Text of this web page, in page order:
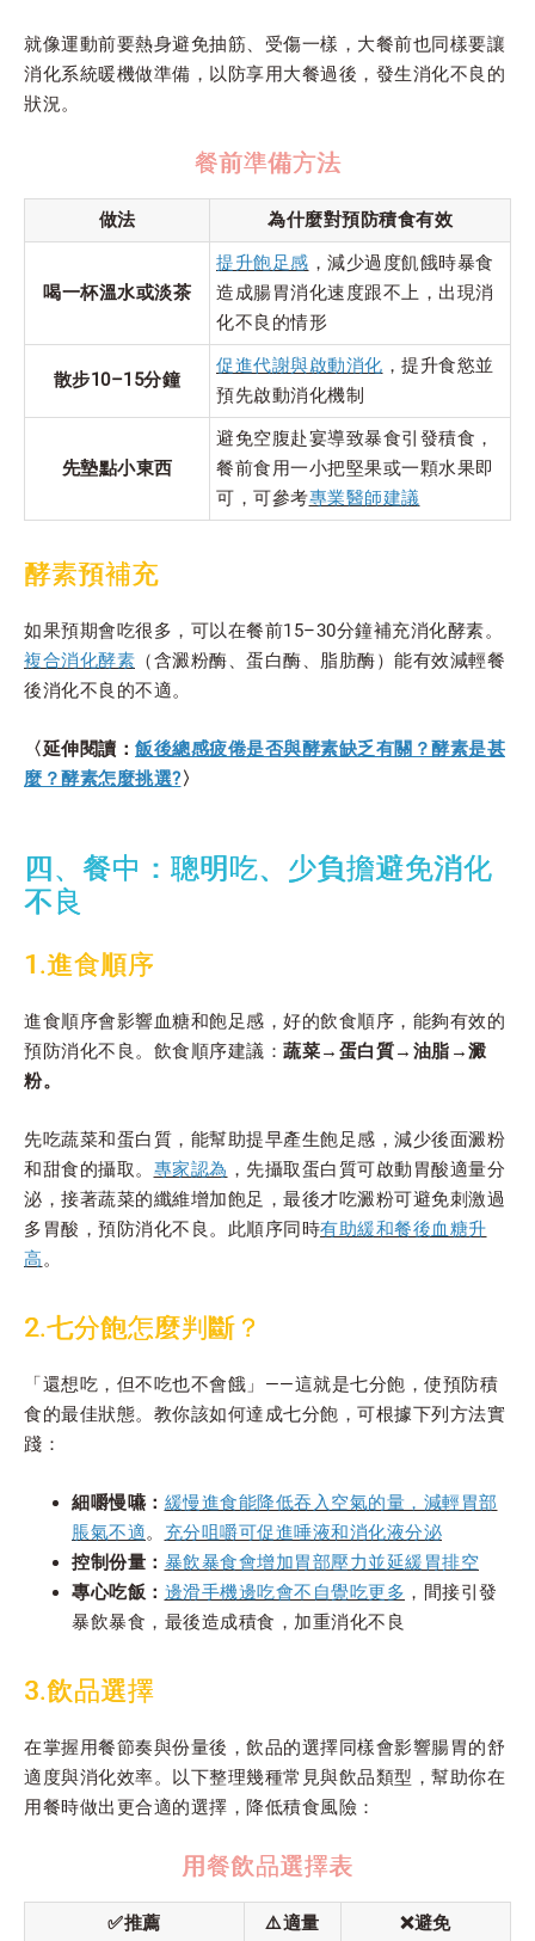
就像運動前要熱身避免抽筋、受傷一樣，大餐前也同樣要讓
消化系統暖機做準備，以防享用大餐過後，發生消化不良的
狀況。
餐前準備方法
做法 為什麼對預防積食有效
喝一杯溫水或淡茶
提升飽足感 ，減少過度飢餓時暴食
造成腸胃消化速度跟不上，出現消
化不良的情形
散步10–15分鐘
促進代謝與啟動消化 ，提升食慾並
預先啟動消化機制
先墊點小東西
避免空腹赴宴導致暴食引發積食，
餐前食用一小把堅果或一顆水果即
可，可參考專業醫師建議
酵素預補充
如果預期會吃很多，可以在餐前15–30分鐘補充消化酵素。
複合消化酵素 （含澱粉酶、蛋白酶、脂肪酶）能有效減輕餐
後消化不良的不適。
〈延伸閱讀： 飯後總感疲倦是否與酵素缺乏有關？酵素是甚
麼？酵素怎麼挑選?〉
四、餐中：聰明吃、少負擔避免消化
不良
1.進食順序
進食順序會影響血糖和飽足感，好的飲食順序，能夠有效的
預防消化不良。飲食順序建議： 蔬菜→蛋白質→油脂→澱
粉。
先吃蔬菜和蛋白質，能幫助提早產生飽足感，減少後面澱粉
和甜食的攝取。 專家認為 ，先攝取蛋白質可啟動胃酸適量分
泌，接著蔬菜的纖維增加飽足，最後才吃澱粉可避免刺激過
多胃酸，預防消化不良。此順序同時有助緩和餐後血糖升
高。
2.七分飽怎麼判斷？
「還想吃，但不吃也不會餓」——這就是七分飽，使預防積
食的最佳狀態。教你該如何達成七分飽，可根據下列方法實
踐：
細嚼慢嚥： 緩慢進食能降低吞入空氣的量，減輕胃部
脹氣不適。 充分咀嚼可促進唾液和消化液分泌
控制份量： 暴飲暴食會增加胃部壓力並延緩胃排空
專心吃飯： 邊滑手機邊吃會不自覺吃更多 ，間接引發
暴飲暴食，最後造成積食，加重消化不良
3.飲品選擇
在掌握用餐節奏與份量後，飲品的選擇同樣會影響腸胃的舒
適度與消化效率。以下整理幾種常見與飲品類型，幫助你在
用餐時做出更合適的選擇，降低積食風險：
用餐飲品選擇表
✅推薦 ⚠️適量 ❌避免